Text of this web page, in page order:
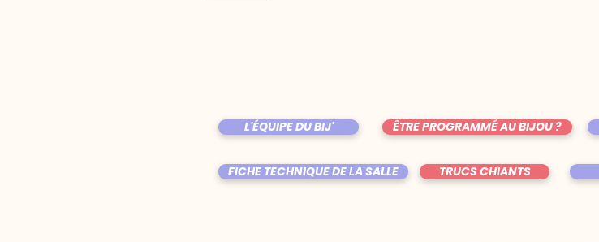
L'ÉQUIPE DU BIJ' ÊTRE PROGRAMMÉ AU BIJOU ?
FICHE TECHNIQUE DE LA SALLE TRUCS CHIANTS